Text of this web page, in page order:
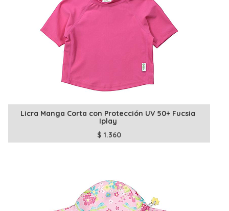
Licra Manga Corta con Protección UV 50+ Fucsia
Iplay
$1.360